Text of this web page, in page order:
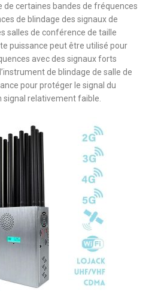
de certaines bandes de fréquences
de blindage des signaux de
salles de conférence de taille
puissance peut être utilisé pour
avec des signaux forts
de blindage de salle de
pour protéger le signal du
relativement faible.